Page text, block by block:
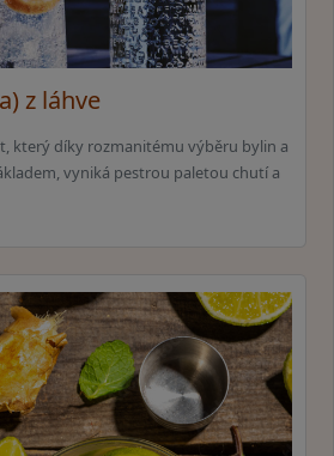
z láhve
který díky rozmanitému výběru bylin a
vyniká pestrou paletou chutí a